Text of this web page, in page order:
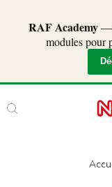
RAF Academy—
modules pour